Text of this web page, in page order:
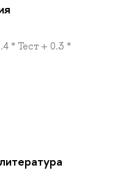
* Тест + 0.3 *